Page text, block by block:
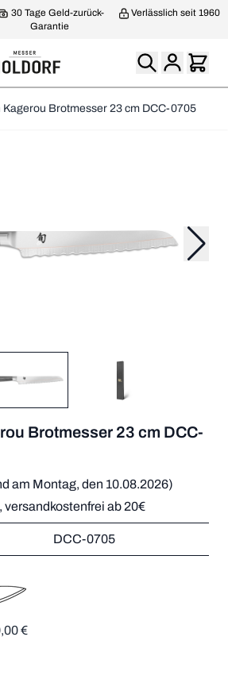
30 Tage Geld-zurück-
Garantie
Verlässlich seit 1960
Kagerou Brotmesser 23 cm DCC-0705
Brotmesser 23 cm DCC-
am Montag, den 10.08.2026)
versandkostenfrei ab 20€
DCC-0705
€